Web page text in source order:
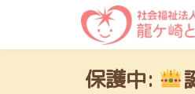
ン
ー
保護中: